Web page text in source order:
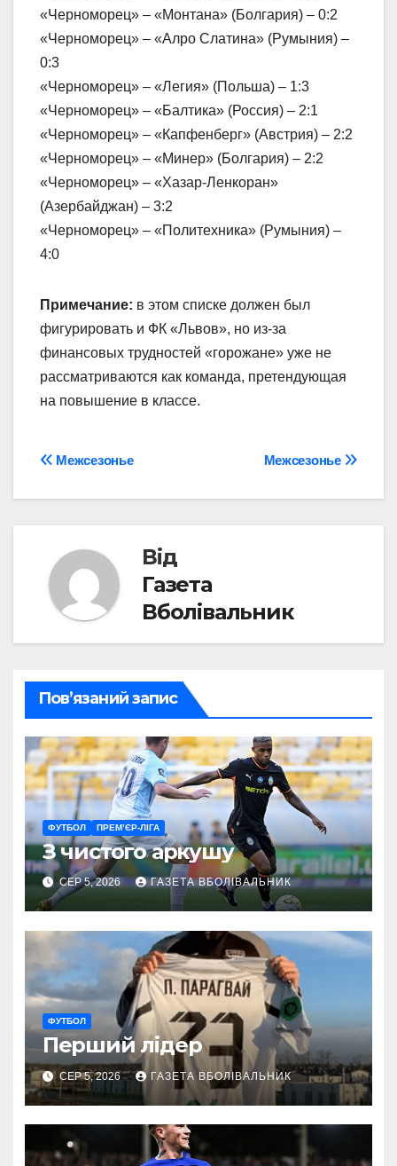
«Черноморец» – «Монтана» (Болгария) – 0:2
«Черноморец» – «Алро Слатина» (Румыния) –
0:3
«Черноморец» – «Легия» (Польша) – 1:3
«Черноморец» – «Балтика» (Россия) – 2:1
«Черноморец» – «Капфенберг» (Австрия) – 2:2
«Черноморец» – «Минер» (Болгария) – 2:2
«Черноморец» – «Хазар-Ленкоран»
(Азербайджан) – 3:2
«Черноморец» – «Политехника» (Румыния) –
4:0
Примечание: в этом списке должен был
фигурировать и ФК «Львов», но из-за
финансовых трудностей «горожане» уже не
рассматриваются как команда, претендующая
на повышение в классе.
Навігація
записів
Межсезонье
Межсезонье
Від
Газета
Вболівальник
Пов’язаний запис
ФУТБОЛ ПРЕМ’ЄР-ЛІГА
З чистого аркушу
СЕР 5, 2026 ГАЗЕТА ВБОЛІВАЛЬНИК
ФУТБОЛ
Перший лідер
СЕР 5, 2026 ГАЗЕТА ВБОЛІВАЛЬНИК